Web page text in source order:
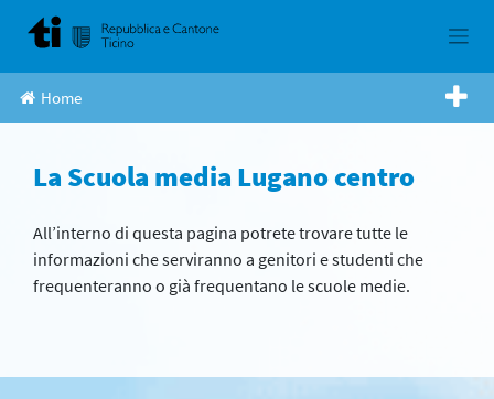
Home
La Scuola media Lugano centro
All’interno di questa pagina potrete trovare tutte le
informazioni che serviranno a genitori e studenti che
frequenteranno o già frequentano le scuole medie.